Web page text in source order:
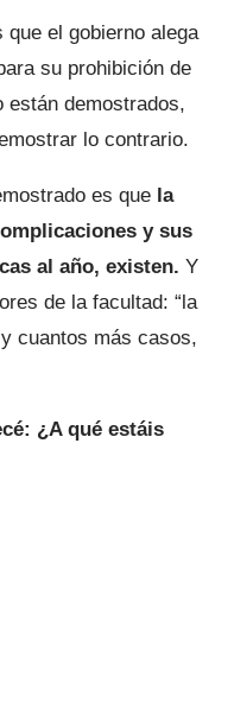
el gobierno alega
su prohibición de
están demostrados,
lo contrario.
es que la
y sus
al año, existen. Y
de la facultad: “la
cuantos más casos,
¿A qué estáis